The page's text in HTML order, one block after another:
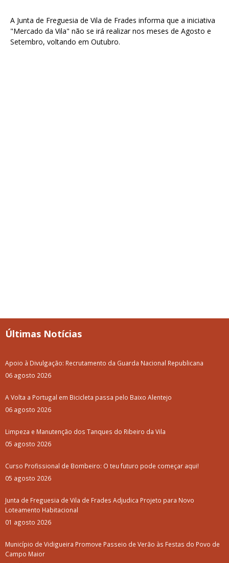
A Junta de Freguesia de Vila de Frades informa que a iniciativa
"Mercado da Vila" não se irá realizar nos meses de Agosto e
Setembro, voltando em Outubro.
Últimas Notícias
Apoio à Divulgação: Recrutamento da Guarda Nacional Republicana
06 agosto 2026
A Volta a Portugal em Bicicleta passa pelo Baixo Alentejo
06 agosto 2026
Limpeza e Manutenção dos Tanques do Ribeiro da Vila
05 agosto 2026
Curso Profissional de Bombeiro: O teu futuro pode começar aqui!
05 agosto 2026
Junta de Freguesia de Vila de Frades Adjudica Projeto para Novo
Loteamento Habitacional
01 agosto 2026
Município de Vidigueira Promove Passeio de Verão às Festas do Povo de
Campo Maior